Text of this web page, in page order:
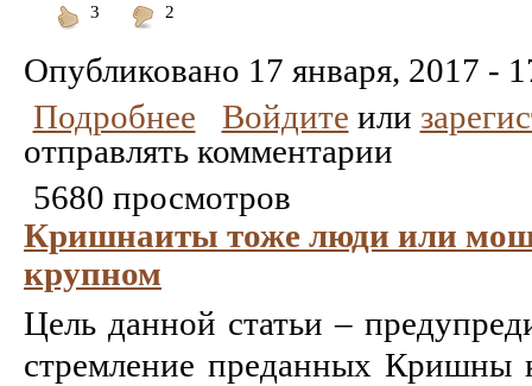
3
2
Опубликовано 17 января, 2017 -
Подробнее
Войдите или
отправлять комментарии
5680 просмотров
Кришнаиты тоже люди или
крупном
Цель данной статьи –
стремление преданных Кришны